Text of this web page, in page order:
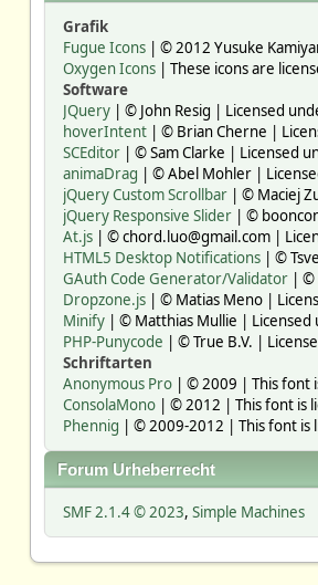
Grafik
Fugue Icons| © 2012 Yusuke
Oxygen Icons| These icons are
Software
JQuery| © John Resig | Licensed
hoverIntent| © Brian Cherne |
SCEditor| © Sam Clarke | Licensed
animaDrag | © Abel Mohler |
jQuery Custom Scrollbar| © Maciej
jQuery Responsive Slider| © booncon
At.js| © chord.luo@gmail.com |
HTML5 Desktop Notifications| ©
GAuth Code Generator/Validator| ©
Dropzone.js| © Matias Meno |
Minify| © Matthias Mullie | Licensed
PHP-Punycode | © True B.V. |
Schriftarten
Anonymous Pro| © 2009 | This font
ConsolaMono| © 2012 | This font is
Phennig | © 2009-2012 | This font is
Forum Urheberrecht
SMF 2.1.4 © 2023, Simple Machines